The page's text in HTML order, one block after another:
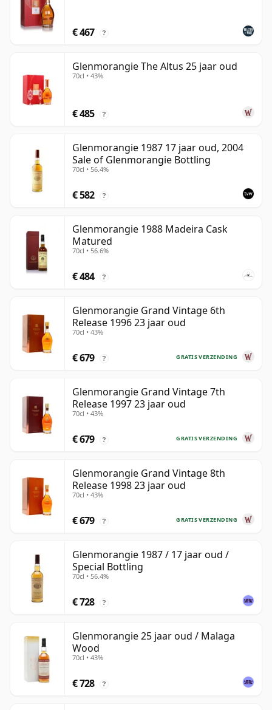
€ 467 ?
Glenmorangie The Altus 25 jaar oud
70cl • 43%
€ 485 ?
Glenmorangie 1987 17 jaar oud, 2004
Sale of Glenmorangie Bottling
70cl • 56.4%
€ 582 ?
Glenmorangie 1988 Madeira Cask
Matured
70cl • 56.6%
€ 484 ?
Glenmorangie Grand Vintage 6th
Release 1996 23 jaar oud
70cl • 43%
GRATIS VERZENDING
€ 679 ?
Glenmorangie Grand Vintage 7th
Release 1997 23 jaar oud
70cl • 43%
GRATIS VERZENDING
€ 679 ?
Glenmorangie Grand Vintage 8th
Release 1998 23 jaar oud
70cl • 43%
GRATIS VERZENDING
€ 679 ?
Glenmorangie 1987 / 17 jaar oud /
Special Bottling
70cl • 56.4%
€ 728 ?
Glenmorangie 25 jaar oud / Malaga
Wood
70cl • 43%
€ 728 ?